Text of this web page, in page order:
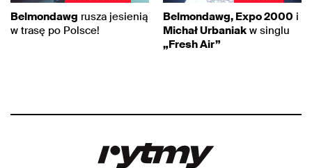
Belmondawg rusza jesienią
w trasę po Polsce!
Belmondawg, Expo 2000 i
Michał Urbaniak w singlu
„Fresh Air”